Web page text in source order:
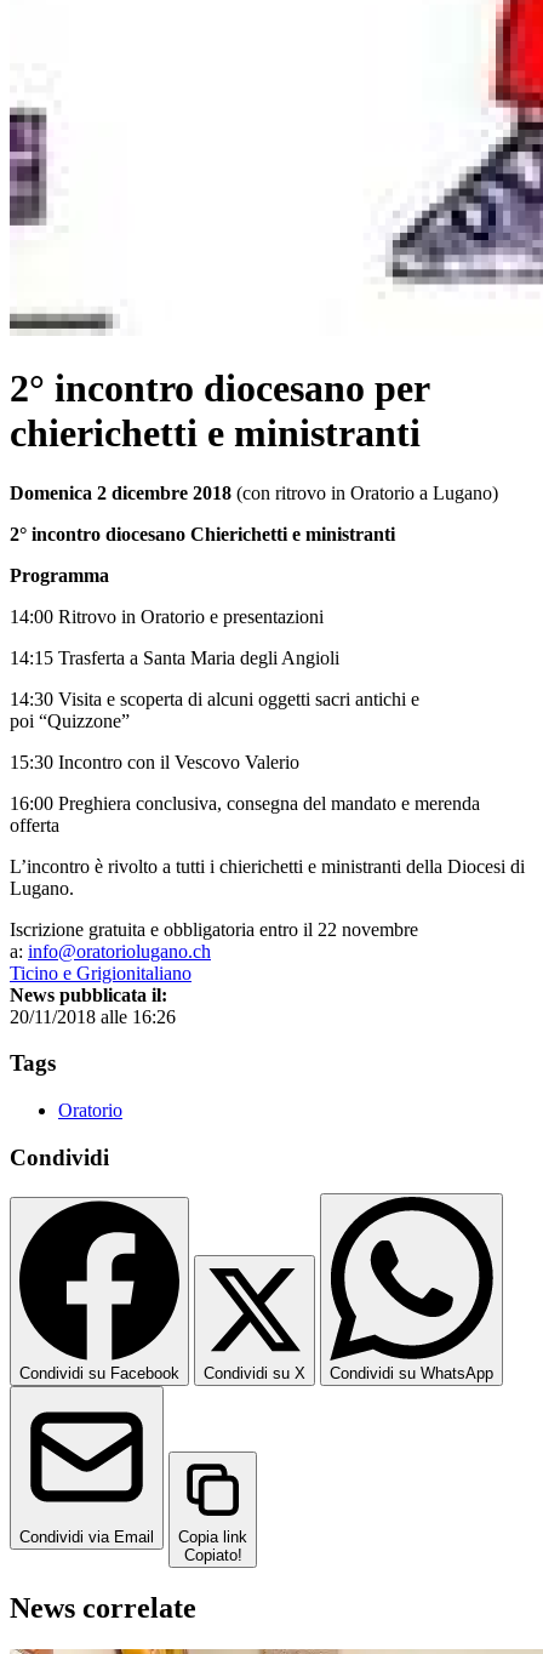
2° incontro diocesano per
chierichetti e ministranti
Domenica 2 dicembre 2018 (con ritrovo in Oratorio a Lugano)
2° incontro diocesano Chierichetti e ministranti
Programma
14:00 Ritrovo in Oratorio e presentazioni
14:15 Trasferta a Santa Maria degli Angioli
14:30 Visita e scoperta di alcuni oggetti sacri antichi e
poi “Quizzone”
15:30 Incontro con il Vescovo Valerio
16:00 Preghiera conclusiva, consegna del mandato e merenda
offerta
L’incontro è rivolto a tutti i chierichetti e ministranti della Diocesi di
Lugano.
Iscrizione gratuita e obbligatoria entro il 22 novembre
a: info@oratoriolugano.ch
Ticino e Grigionitaliano
News pubblicata il:
20/11/2018 alle 16:26
Tags
Oratorio
Condividi
Condividi su Facebook Condividi su X Condividi su WhatsApp
Condividi via Email
Copia link
Copiato!
News correlate